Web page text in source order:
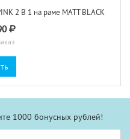
2 В 1 на раме MATT BLACK
1000 бонусных рублей!